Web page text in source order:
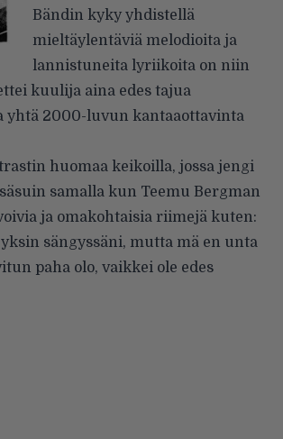
Bändin kyky yhdistellä
mieltäylentäviä melodioita ja
lannistuneita lyriikoita on niin
kuulija aina edes tajua
yhtä 2000-luvun kantaaottavinta
huomaa keikoilla, jossa jengi
samalla kun Teemu Bergman
ja omakohtaisia riimejä kuten:
yksin sängyssäni, mutta mä en unta
paha olo, vaikkei ole edes